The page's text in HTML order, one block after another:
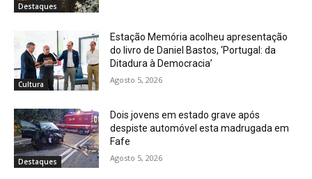
Destaques
Cultura
Estação Memória acolheu apresentação
do livro de Daniel Bastos, ‘Portugal: da
Ditadura à Democracia’
Agosto 5, 2026
Destaques
Dois jovens em estado grave após
despiste automóvel esta madrugada em
Fafe
Agosto 5, 2026